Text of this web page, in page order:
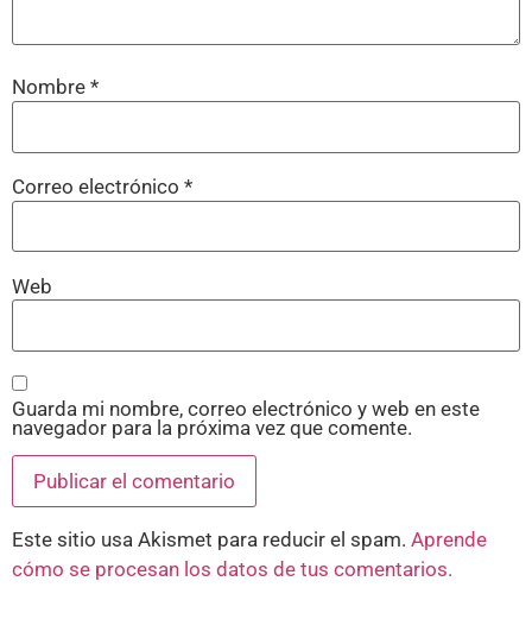
Nombre *
Correo electrónico *
Web
Guarda mi nombre, correo electrónico y web en este
navegador para la próxima vez que comente.
Este sitio usa Akismet para reducir el spam. Aprende
cómo se procesan los datos de tus comentarios.